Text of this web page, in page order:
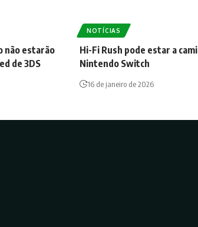
não estarão
de 3DS
NOTÍCIAS
Hi-Fi Rush pode estar a
Nintendo Switch
16 de janeiro de 2026